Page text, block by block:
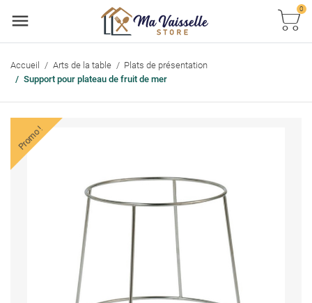
0
Accueil Arts de la table
Plats de présentation
Support pour plateau de fruit de mer
Promo !